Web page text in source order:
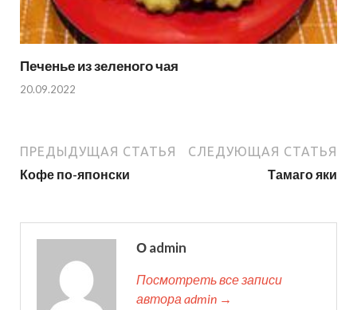
Печенье из зеленого чая
20.09.2022
ПРЕДЫДУЩАЯ СТАТЬЯ
Кофе по-японски
СЛЕДУЮЩАЯ СТАТЬЯ
Тамаго яки
О admin
Посмотреть все записи
автора admin →